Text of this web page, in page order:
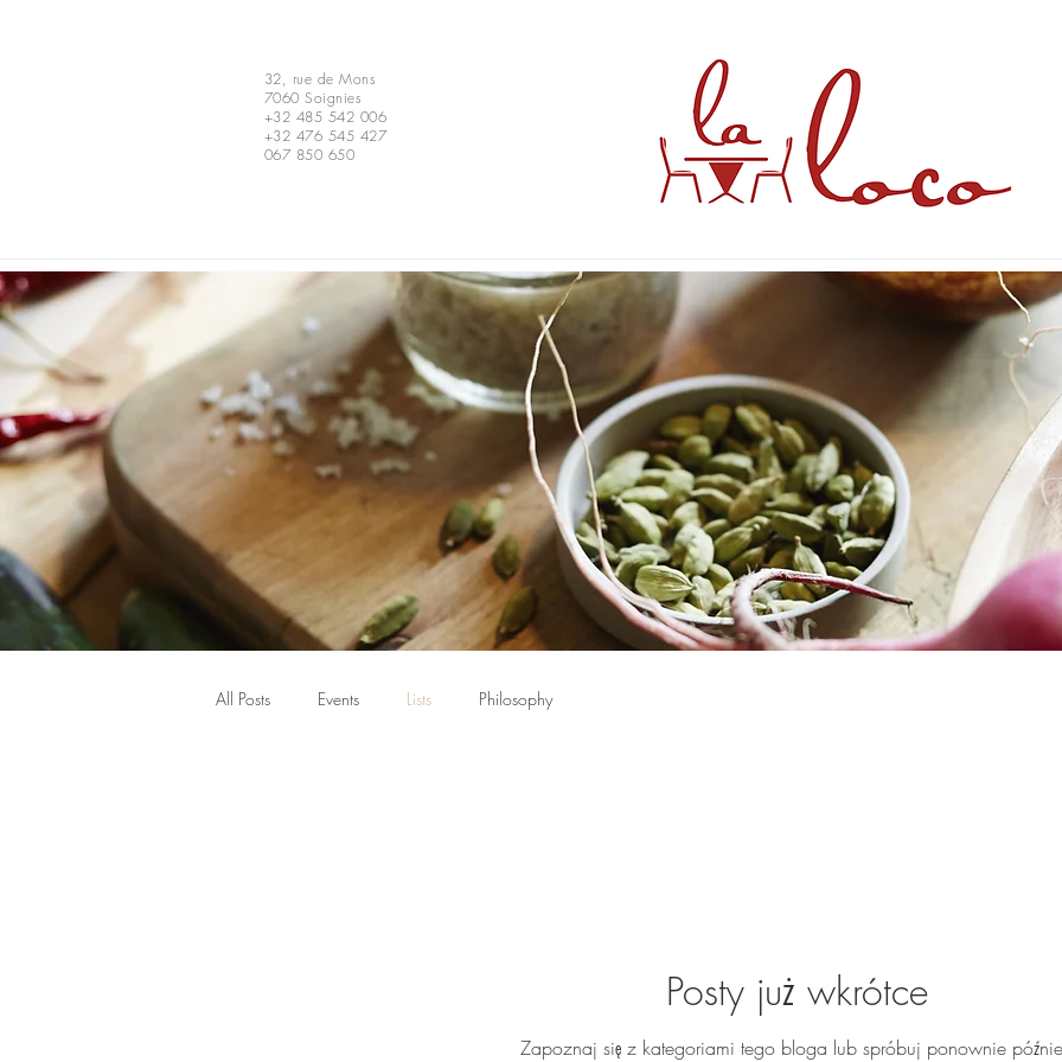
32, rue de Mons
7060 Soignies
+32 485 542 006
+32 476 545 427
067 850 650
All Posts Events Lists Philosophy
Posty już wkrótce
Zapoznaj się z kategoriami tego bloga lub spróbuj ponownie